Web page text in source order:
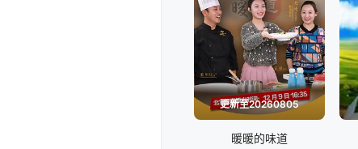
20260605第7期
20260608(第7期特别
20260613.熟人局
更新至20260805
暖暖的味道